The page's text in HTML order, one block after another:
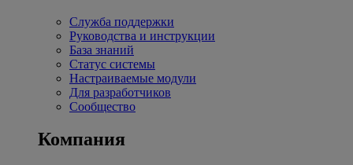
Служба поддержки
Руководства и инструкции
База знаний
Статус системы
Настраиваемые модули
Для разработчиков
Сообщество
Компания